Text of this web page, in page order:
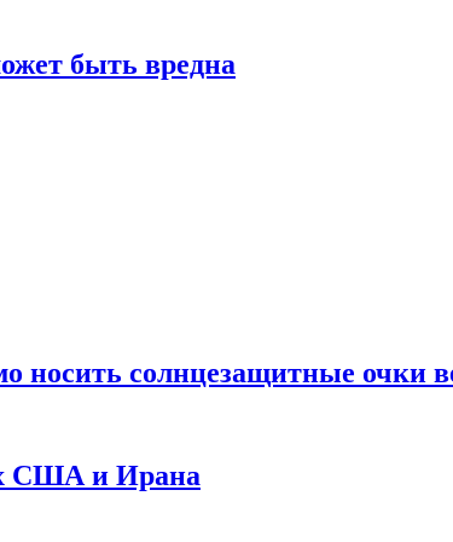
быть вредна
носить солнцезащитные очки
США и Ирана